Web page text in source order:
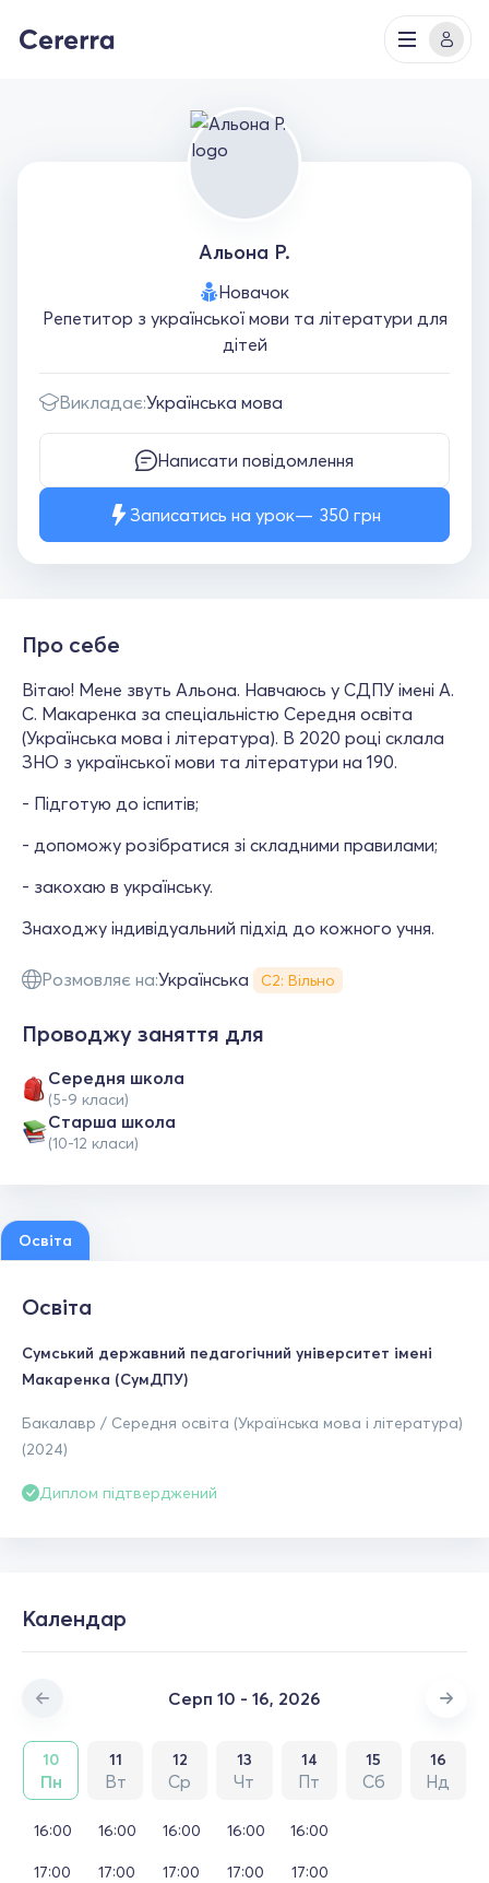
Альона Р.
Новачок
Репетитор з української мови та літератури для
дітей
Викладає:Українська мова
Написати повідомлення
Записатись на урок 350 грн
Про себе
Вітаю! Мене звуть Альона. Навчаюсь у СДПУ імені А.
С. Макаренка за спеціальністю Середня освіта
(Українська мова і література). В 2020 році склала
ЗНО з української мови та літератури на 190.
- Підготую до іспитів;
- допоможу розібратися зі складними правилами;
- закохаю в українську.
Знаходжу індивідуальний підхід до кожного учня.
Розмовляє на:Українська С2: Вільно
Проводжу заняття для
Середня школа
(5-9 класи)
Старша школа
(10-12 класи)
Освіта
Освіта
Сумський державний педагогічний університет імені
Макаренка (СумДПУ)
Бакалавр / Середня освіта (Українська мова і література)
(2024)
Диплом підтверджений
Календар
Серп 10 - 16, 2026
10
Пн
11
Вт
12
Ср
13
Чт
14
Пт
15
Сб
16
Нд
16:00
17:00
16:00
17:00
16:00
17:00
16:00
17:00
16:00
17:00